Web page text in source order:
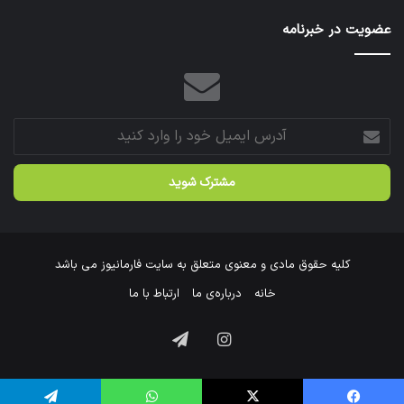
عالیات
شد.
عضویت در خبرنامه
آدرس
ایمیل
خود
وارد
کلیه حقوق مادی و معنوی متعلق به سایت فارمانیوز می باشد
خانه
درباره‌ی ما ارتباط با ما
اینستاگرام